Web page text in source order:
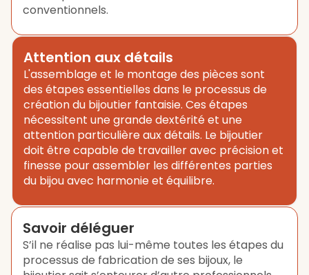
conventionnels.
Attention aux détails
L'assemblage et le montage des pièces sont
des étapes essentielles dans le processus de
création du bijoutier fantaisie. Ces étapes
nécessitent une grande dextérité et une
attention particulière aux détails. Le bijoutier
doit être capable de travailler avec précision et
finesse pour assembler les différentes parties
du bijou avec harmonie et équilibre.
Savoir déléguer
S’il ne réalise pas lui-même toutes les étapes du
processus de fabrication de ses bijoux, le